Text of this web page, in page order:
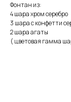
Фонтан из:
4 шара хром серебро
3 шара с конфетти
2 шара агаты
( цветовая гамма